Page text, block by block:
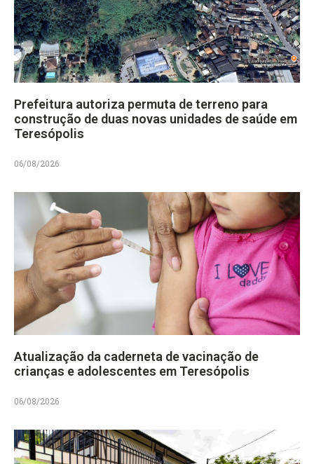
Prefeitura autoriza permuta de terreno para
construção de duas novas unidades de saúde em
Teresópolis
06/08/2026
Atualização da caderneta de vacinação de
crianças e adolescentes em Teresópolis
06/08/2026